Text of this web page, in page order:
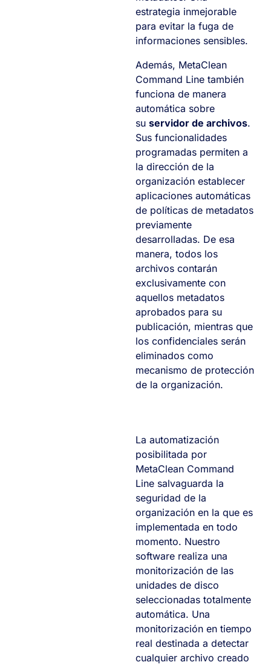
estrategia inmejorable
para evitar la fuga de
informaciones sensibles.
Además, MetaClean
Command Line también
funciona de manera
automática sobre
su servidor de archivos.
Sus funcionalidades
programadas permiten a
la dirección de la
organización establecer
aplicaciones automáticas
de políticas de metadatos
previamente
desarrolladas. De esa
manera, todos los
archivos contarán
exclusivamente con
aquellos metadatos
aprobados para su
publicación, mientras que
los confidenciales serán
eliminados como
mecanismo de protección
de la organización.
La automatización
posibilitada por
MetaClean Command
Line salvaguarda la
seguridad de la
organización en la que es
implementada en todo
momento. Nuestro
software realiza una
monitorización de las
unidades de disco
seleccionadas totalmente
automática. Una
monitorización en tiempo
real destinada a detectar
cualquier archivo creado